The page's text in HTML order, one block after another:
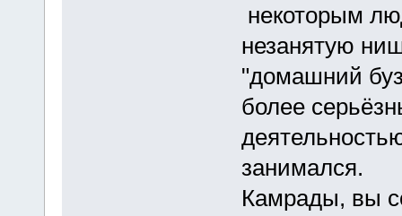
некоторым
незанятую
"домашний
более
занимался.
Камрады, вы